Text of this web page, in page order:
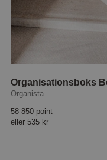
Organisationsboks
Organista
58 850 point
eller 535 kr